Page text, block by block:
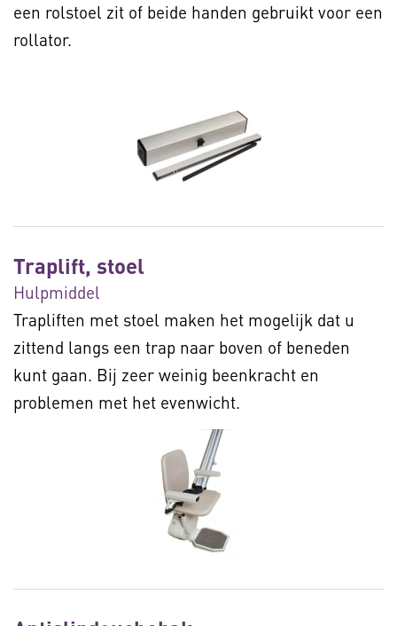
een rolstoel zit of beide handen gebruikt voor een
rollator.
Traplift, stoel
Hulpmiddel
Trapliften met stoel maken het mogelijk dat u
zittend langs een trap naar boven of beneden
kunt gaan. Bij zeer weinig beenkracht en
problemen met het evenwicht.